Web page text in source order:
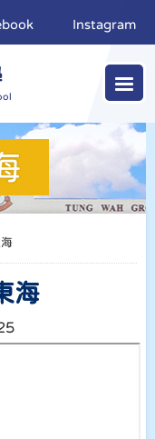
Instagram
海